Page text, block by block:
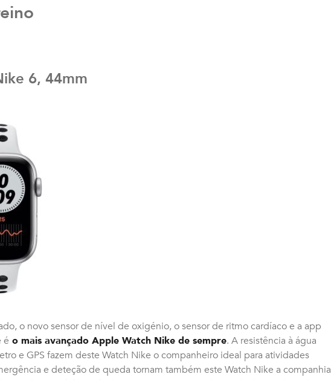
6, 44mm
o novo sensor de nível de oxigénio, o sensor de ritmo cardíaco e a app
é o mais avançado Apple Watch Nike de sempre. A resistência à água
e GPS fazem deste Watch Nike o companheiro ideal para atividades
e deteção de queda tornam também este Watch Nike a companhia